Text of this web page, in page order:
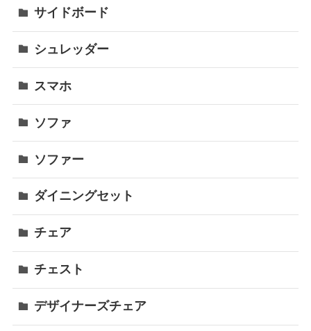
サイドボード
シュレッダー
スマホ
ソファ
ソファー
ダイニングセット
チェア
チェスト
デザイナーズチェア